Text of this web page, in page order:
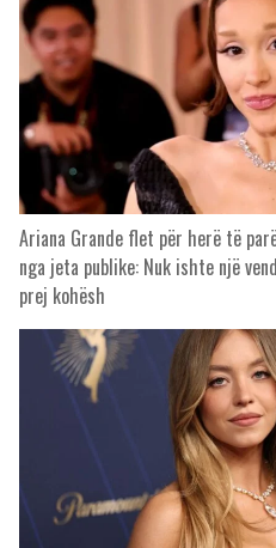
Ariana Grande flet për herë të
nga jeta publike: Nuk ishte një
prej kohësh